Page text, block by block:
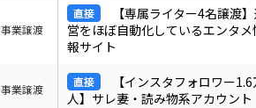
事業譲渡
【専属ライター4名譲渡
営をほぼ自動化しているエンタメ
報サイト
事業譲渡
【インスタフォロワー
人】サレ妻・読み物系アカウント